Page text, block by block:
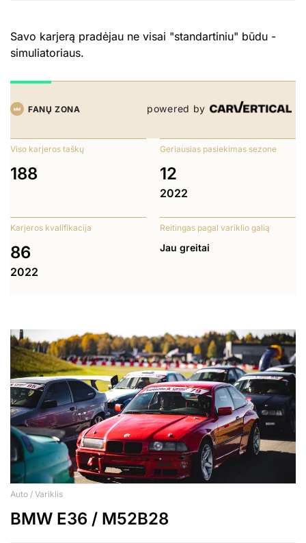
Savo karjerą pradėjau ne visai "standartiniu" būdu -
simuliatoriaus.
FANŲ ZONA powered by
Viso karjeros taškų
188
Geriausias pasiekimas sezone
12
2022
Karjeros kvalifikacija
86
2022
Reitingas pagal variklio galią
Jau greitai
Auto / Variklis
BMW E36 / M52B28